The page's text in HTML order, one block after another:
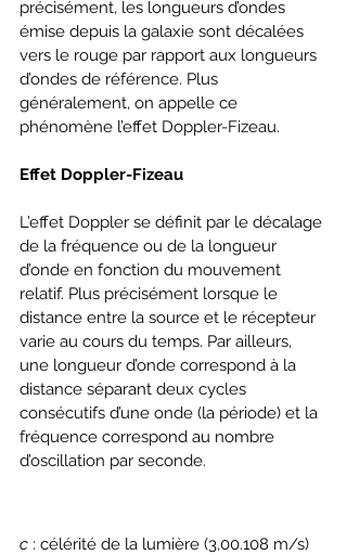
précisément, les longueurs d’ondes
émise depuis la galaxie sont décalées
vers le rouge par rapport aux longueurs
d’ondes de référence. Plus
généralement, on appelle ce
phénomène l’effet Doppler-Fizeau.
Effet Doppler-Fizeau
L’effet Doppler se définit par le décalage
de la fréquence ou de la longueur
d’onde en fonction du mouvement
relatif. Plus précisément lorsque le
distance entre la source et le récepteur
varie au cours du temps. Par ailleurs,
une longueur d’onde correspond à la
distance séparant deux cycles
consécutifs d’une onde (la période) et la
fréquence correspond au nombre
d’oscillation par seconde.
c : célérité de la lumière (3,00.108 m/s)